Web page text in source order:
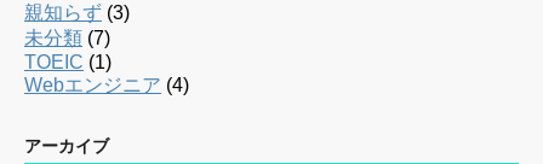
親知らず (3)
未分類 (7)
TOEIC (1)
Webエンジニア (4)
アーカイブ